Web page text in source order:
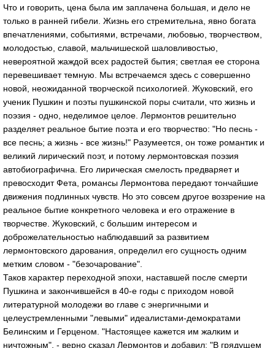
Что и говорить, цена была им заплачена большая, и дело не
только в ранней гибели. Жизнь его стремительна, явно богата
впечатлениями, событиями, встречами, любовью, творчеством,
молодостью, славой, мальчишеской шаловливостью,
невероятной жаждой всех радостей бытия; светлая ее сторона
перевешивает темную. Мы встречаемся здесь с совершенно
новой, неожиданной творческой психологией. Жуковский, его
ученик Пушкин и поэты пушкинской поры считали, что жизнь и
поэзия - одно, неделимое целое. Лермонтов решительно
разделяет реальное бытие поэта и его творчество: "Но песнь -
все песнь; а жизнь - все жизнь!" Разумеется, он тоже романтик и
великий лирический поэт, и потому лермонтовская поэзия
автобиографична. Его лирическая смелость предваряет и
превосходит Фета, романсы Лермонтова передают тончайшие
движения подлинных чувств. Но это совсем другое воззрение на
реальное бытие конкретного человека и его отражение в
творчестве. Жуковский, с большим интересом и
доброжелательностью наблюдавший за развитием
лермонтовского дарования, определил его сущность одним
метким словом - "безочарование".
Таков характер переходной эпохи, наставшей после смерти
Пушкина и закончившейся в 40-е годы с приходом новой
литературной молодежи во главе с энергичными и
целеустремленными "левыми" идеалистами-демократами
Белинским и Герценом. "Настоящее кажется им жалким и
ничтожным", - верно сказал Лермонтов и добавил: "В грядущем